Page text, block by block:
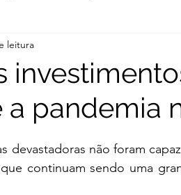
pandemia
leitura
devastadoras não foram
continuam sendo uma